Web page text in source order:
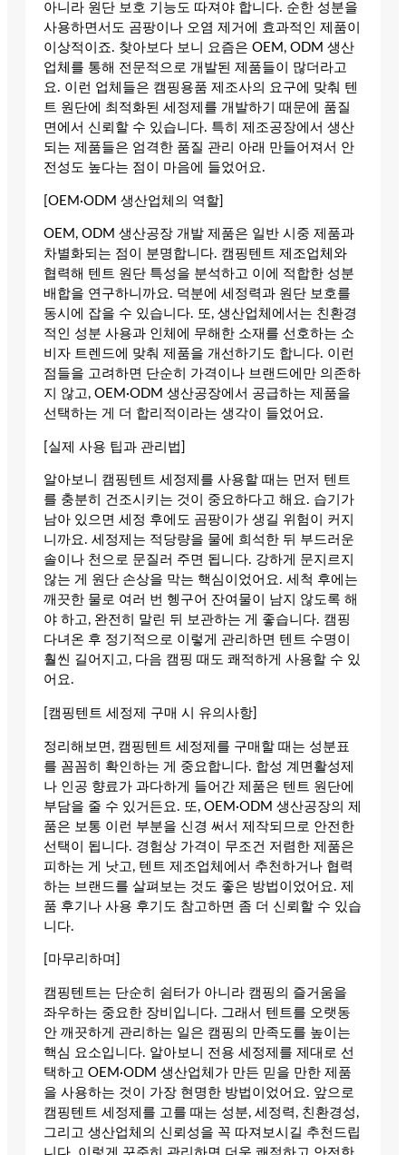
아니라 원단 보호 기능도 따져야 합니다. 순한 성분을
사용하면서도 곰팡이나 오염 제거에 효과적인 제품이
이상적이죠. 찾아보다 보니 요즘은 OEM, ODM 생산
업체를 통해 전문적으로 개발된 제품들이 많더라고
요. 이런 업체들은 캠핑용품 제조사의 요구에 맞춰 텐
트 원단에 최적화된 세정제를 개발하기 때문에 품질
면에서 신뢰할 수 있습니다. 특히 제조공장에서 생산
되는 제품들은 엄격한 품질 관리 아래 만들어져서 안
전성도 높다는 점이 마음에 들었어요.
[OEM·ODM 생산업체의 역할]
OEM, ODM 생산공장 개발 제품은 일반 시중 제품과
차별화되는 점이 분명합니다. 캠핑텐트 제조업체와
협력해 텐트 원단 특성을 분석하고 이에 적합한 성분
배합을 연구하니까요. 덕분에 세정력과 원단 보호를
동시에 잡을 수 있습니다. 또, 생산업체에서는 친환경
적인 성분 사용과 인체에 무해한 소재를 선호하는 소
비자 트렌드에 맞춰 제품을 개선하기도 합니다. 이런
점들을 고려하면 단순히 가격이나 브랜드에만 의존하
지 않고, OEM·ODM 생산공장에서 공급하는 제품을
선택하는 게 더 합리적이라는 생각이 들었어요.
[실제 사용 팁과 관리법]
알아보니 캠핑텐트 세정제를 사용할 때는 먼저 텐트
를 충분히 건조시키는 것이 중요하다고 해요. 습기가
남아 있으면 세정 후에도 곰팡이가 생길 위험이 커지
니까요. 세정제는 적당량을 물에 희석한 뒤 부드러운
솔이나 천으로 문질러 주면 됩니다. 강하게 문지르지
않는 게 원단 손상을 막는 핵심이었어요. 세척 후에는
깨끗한 물로 여러 번 헹구어 잔여물이 남지 않도록 해
야 하고, 완전히 말린 뒤 보관하는 게 좋습니다. 캠핑
다녀온 후 정기적으로 이렇게 관리하면 텐트 수명이
훨씬 길어지고, 다음 캠핑 때도 쾌적하게 사용할 수 있
어요.
[캠핑텐트 세정제 구매 시 유의사항]
정리해보면, 캠핑텐트 세정제를 구매할 때는 성분표
를 꼼꼼히 확인하는 게 중요합니다. 합성 계면활성제
나 인공 향료가 과다하게 들어간 제품은 텐트 원단에
부담을 줄 수 있거든요. 또, OEM·ODM 생산공장의 제
품은 보통 이런 부분을 신경 써서 제작되므로 안전한
선택이 됩니다. 경험상 가격이 무조건 저렴한 제품은
피하는 게 낫고, 텐트 제조업체에서 추천하거나 협력
하는 브랜드를 살펴보는 것도 좋은 방법이었어요. 제
품 후기나 사용 후기도 참고하면 좀 더 신뢰할 수 있습
니다.
[마무리하며]
캠핑텐트는 단순히 쉼터가 아니라 캠핑의 즐거움을
좌우하는 중요한 장비입니다. 그래서 텐트를 오랫동
안 깨끗하게 관리하는 일은 캠핑의 만족도를 높이는
핵심 요소입니다. 알아보니 전용 세정제를 제대로 선
택하고 OEM·ODM 생산업체가 만든 믿을 만한 제품
을 사용하는 것이 가장 현명한 방법이었어요. 앞으로
캠핑텐트 세정제를 고를 때는 성분, 세정력, 친환경성,
그리고 생산업체의 신뢰성을 꼭 따져보시길 추천드립